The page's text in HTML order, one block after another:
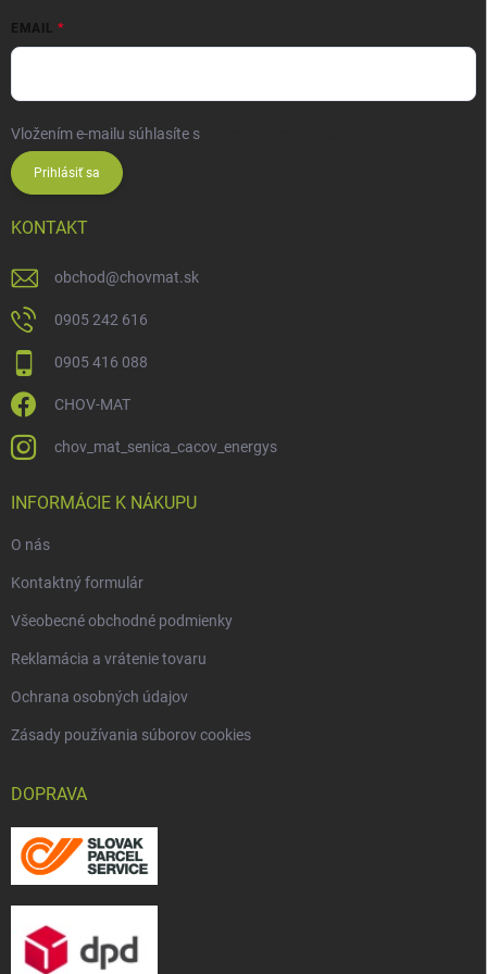
EMAIL
Vložením e-mailu súhlasíte s
Prihlásiť sa
KONTAKT
obchod@chovmat.sk
0905 242 616
0905 416 088
CHOV-MAT
chov_mat_senica_cacov_energys
INFORMÁCIE K NÁKUPU
O nás
Kontaktný formulár
Všeobecné obchodné podmienky
Reklamácia a vrátenie tovaru
Ochrana osobných údajov
Zásady používania súborov cookies
DOPRAVA